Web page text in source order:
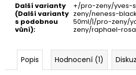
Další varianty
(Další varianty
s podobnou
vůní):
+/pro-zeny/yves-
zeny/neness-
50ml/|/pro-zeny/
zeny/raphael-
Popis Hodnocení (1)